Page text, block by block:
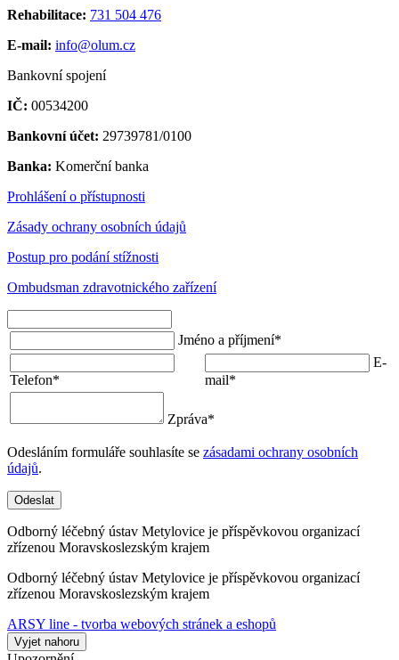
Rehabilitace: 731 504 476
E-mail: info@olum.cz
Bankovní spojení
IČ: 00534200
Bankovní účet: 29739781/0100
Banka: Komerční banka
Prohlášení o přístupnosti
Zásady ochrany osobních údajů
Postup pro podání stížnosti
Ombudsman zdravotnického zařízení
Jméno a příjmení*
Telefon*
E-
mail*
Zpráva*
Odesláním formuláře souhlasíte se zásadami ochrany osobních
údajů.
Odeslat
Odborný léčebný ústav Metylovice je příspěvkovou organizací
zřízenou Moravskoslezským krajem
Odborný léčebný ústav Metylovice je příspěvkovou organizací
zřízenou Moravskoslezským krajem
ARSY line - tvorba webových stránek a eshopů
Vyjet nahoru